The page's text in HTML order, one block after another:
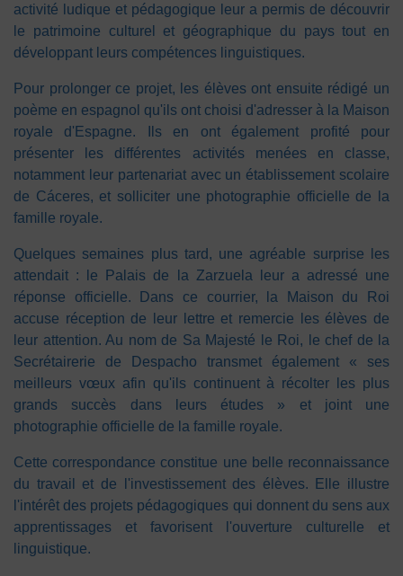
activité ludique et pédagogique leur a permis de découvrir
le patrimoine culturel et géographique du pays tout en
développant leurs compétences linguistiques.
Pour prolonger ce projet, les élèves ont ensuite rédigé un
poème en espagnol qu'ils ont choisi d'adresser à la Maison
royale d'Espagne. Ils en ont également profité pour
présenter les différentes activités menées en classe,
notamment leur partenariat avec un établissement scolaire
de Cáceres, et solliciter une photographie officielle de la
famille royale.
Quelques semaines plus tard, une agréable surprise les
attendait : le Palais de la Zarzuela leur a adressé une
réponse officielle. Dans ce courrier, la Maison du Roi
accuse réception de leur lettre et remercie les élèves de
leur attention. Au nom de Sa Majesté le Roi, le chef de la
Secrétairerie de Despacho transmet également « ses
meilleurs vœux afin qu'ils continuent à récolter les plus
grands succès dans leurs études » et joint une
photographie officielle de la famille royale.
Cette correspondance constitue une belle reconnaissance
du travail et de l'investissement des élèves. Elle illustre
l'intérêt des projets pédagogiques qui donnent du sens aux
apprentissages et favorisent l'ouverture culturelle et
linguistique.